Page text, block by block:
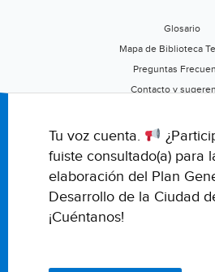
Glosario
Mapa de Biblioteca
Preguntas
Contacto y
Califica este
Tu voz cuenta.
fuiste consultado(a) para
elaboración del Plan
Desarrollo de la Ciudad
¡Cuéntanos!